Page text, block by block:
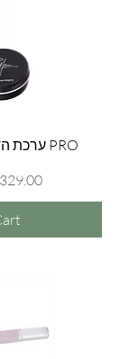
ערכת הדמיה להרמת גבות PRO
Price